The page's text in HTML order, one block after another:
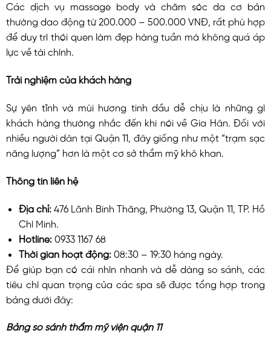
Các dịch vụ massage body và chăm sóc da cơ bản
thường dao động từ 200.000 – 500.000 VNĐ, rất phù hợp
để duy trì thói quen làm đẹp hàng tuần mà không quá áp
lực về tài chính.
Trải nghiệm của khách hàng
Sự yên tĩnh và mùi hương tinh dầu dễ chịu là những gì
khách hàng thường nhắc đến khi nói về Gia Hân. Đối với
nhiều người dân tại Quận 11, đây giống như một “trạm sạc
năng lượng” hơn là một cơ sở thẩm mỹ khô khan.
Thông tin liên hệ
Địa chỉ: 476 Lãnh Binh Thăng, Phường 13, Quận 11, TP. Hồ
Chí Minh.
Hotline: 0933 1167 68
Thời gian hoạt động:08:30 – 19:30 hàng ngày.
Để giúp bạn có cái nhìn nhanh và dễ dàng so sánh, các
tiêu chí quan trọng của các spa sẽ được tổng hợp trong
bảng dưới đây:
Bảng so sánh thẩm mỹ viện quận 11